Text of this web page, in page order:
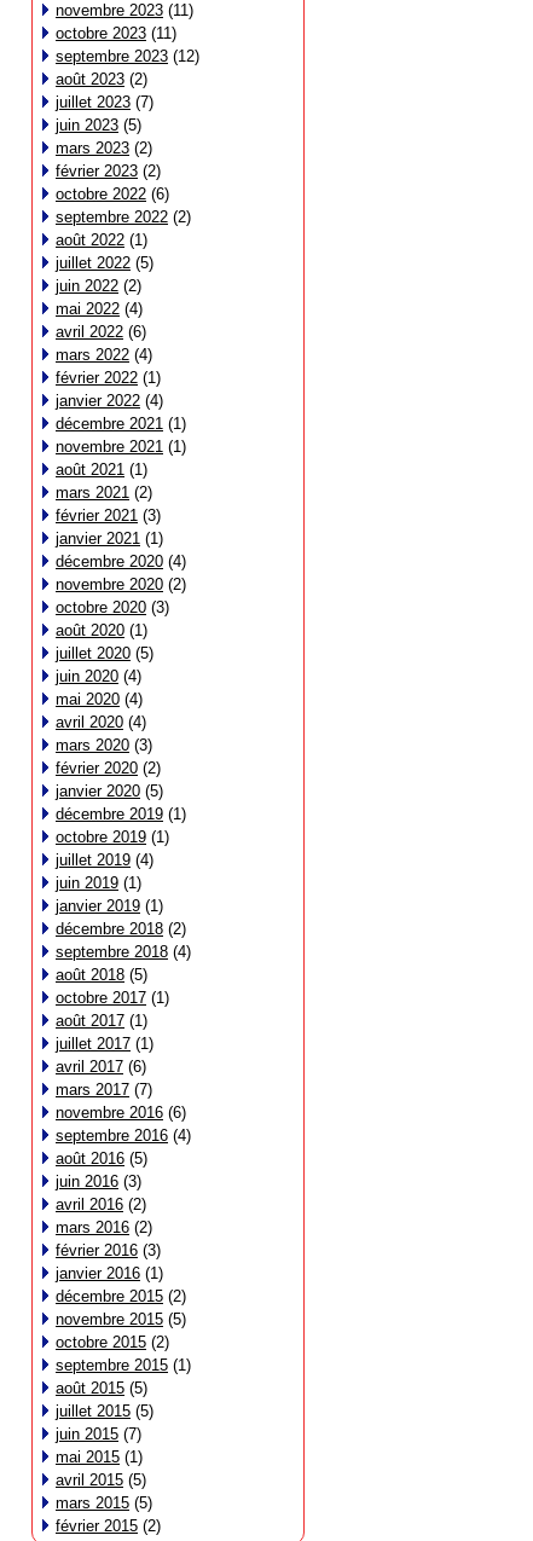
novembre 2023 (11)
octobre 2023 (11)
septembre 2023 (12)
août 2023 (2)
juillet 2023 (7)
juin 2023 (5)
mars 2023 (2)
février 2023 (2)
octobre 2022 (6)
septembre 2022 (2)
août 2022 (1)
juillet 2022 (5)
juin 2022 (2)
mai 2022 (4)
avril 2022 (6)
mars 2022 (4)
février 2022 (1)
janvier 2022 (4)
décembre 2021 (1)
novembre 2021 (1)
août 2021 (1)
mars 2021 (2)
février 2021 (3)
janvier 2021 (1)
décembre 2020 (4)
novembre 2020 (2)
octobre 2020 (3)
août 2020 (1)
juillet 2020 (5)
juin 2020 (4)
mai 2020 (4)
avril 2020 (4)
mars 2020 (3)
février 2020 (2)
janvier 2020 (5)
décembre 2019 (1)
octobre 2019 (1)
juillet 2019 (4)
juin 2019 (1)
janvier 2019 (1)
décembre 2018 (2)
septembre 2018 (4)
août 2018 (5)
octobre 2017 (1)
août 2017 (1)
juillet 2017 (1)
avril 2017 (6)
mars 2017 (7)
novembre 2016 (6)
septembre 2016 (4)
août 2016 (5)
juin 2016 (3)
avril 2016 (2)
mars 2016 (2)
février 2016 (3)
janvier 2016 (1)
décembre 2015 (2)
novembre 2015 (5)
octobre 2015 (2)
septembre 2015 (1)
août 2015 (5)
juillet 2015 (5)
juin 2015 (7)
mai 2015 (1)
avril 2015 (5)
mars 2015 (5)
février 2015 (2)